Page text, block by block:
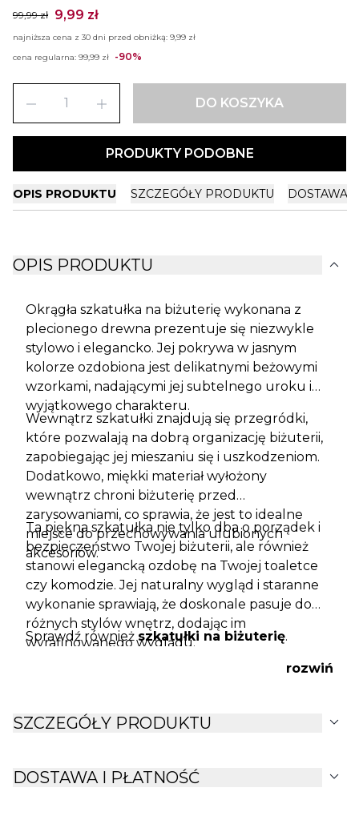
99,99 zł 9,99 zł
najniższa cena z 30 dni przed obniżką: 9,99 zł
cena regularna: 99,99 zł -90%
remove add DO KOSZYKA
PRODUKTY PODOBNE
OPIS PRODUKTU SZCZEGÓŁY PRODUKTU DOSTAWA
OPIS PRODUKTU expand_more
Okrągła szkatułka na biżuterię wykonana z
plecionego drewna prezentuje się niezwykle
stylowo i elegancko. Jej pokrywa w jasnym
kolorze ozdobiona jest delikatnymi beżowymi
wzorkami, nadającymi jej subtelnego uroku i
wyjątkowego charakteru.
Wewnątrz szkatułki znajdują się przegródki,
które pozwalają na dobrą organizację biżuterii,
zapobiegając jej mieszaniu się i uszkodzeniom.
Dodatkowo, miękki materiał wyłożony
wewnątrz chroni biżuterię przed
zarysowaniami, co sprawia, że jest to idealne
miejsce do przechowywania ulubionych
akcesoriów.
Ta piękna szkatułka nie tylko dba o porządek i
bezpieczeństwo Twojej biżuterii, ale również
stanowi elegancką ozdobę na Twojej toaletce
czy komodzie. Jej naturalny wygląd i staranne
wykonanie sprawiają, że doskonale pasuje do
różnych stylów wnętrz, dodając im
wyrafinowanego wyglądu.
Sprawdź również szkatułki na biżuterię.
rozwiń
SZCZEGÓŁY PRODUKTU expand_more
DOSTAWA I PŁATNOŚĆ expand_more